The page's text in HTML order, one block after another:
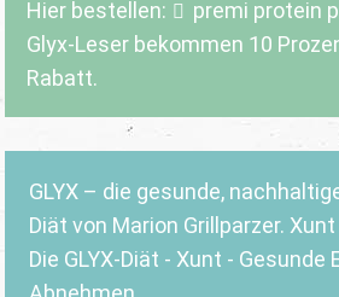
Hier bestellen:
premi protein
Glyx-Leser bekommen 10
Rabatt.
GLYX – die gesunde,
Diät von Marion Grillparzer.
Die GLYX-Diät - Xunt - Gesunde